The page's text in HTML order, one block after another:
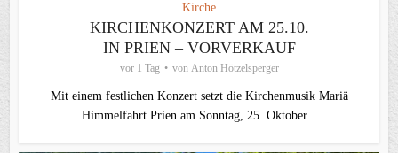
Kirche
KIRCHENKONZERT AM 25.10.
IN PRIEN – VORVERKAUF
vor 1 Tag von Anton Hötzelsperger
Mit einem festlichen Konzert setzt die Kirchenmusik Mariä
Himmelfahrt Prien am Sonntag, 25. Oktober...